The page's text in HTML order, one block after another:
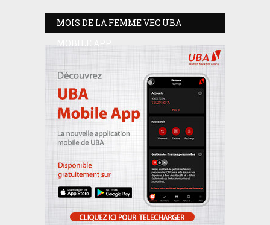
MOIS DE LA FEMME VEC UBA
MOBILE APP